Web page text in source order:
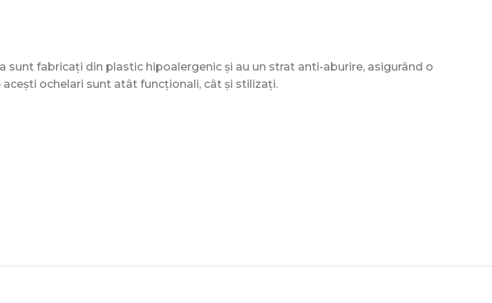
fabricați din plastic hipoalergenic și au un strat anti-aburire, asigurând o
ochelari sunt atât funcționali, cât și stilizați.